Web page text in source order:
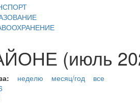
(июль
неделю месяц/год
все